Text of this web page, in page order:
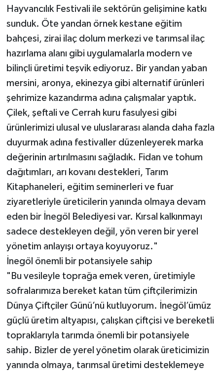
Hayvancılık Festivali ile sektörün gelişimine katkı
sunduk. Öte yandan örnek kestane eğitim
bahçesi, zirai ilaç dolum merkezi ve tarımsal ilaç
hazırlama alanı gibi uygulamalarla modern ve
bilinçli üretimi teşvik ediyoruz. Bir yandan yaban
mersini, aronya, ekinezya gibi alternatif ürünleri
şehrimize kazandırma adına çalışmalar yaptık.
Çilek, şeftali ve Cerrah kuru fasulyesi gibi
ürünlerimizi ulusal ve uluslararası alanda daha fazla
duyurmak adına festivaller düzenleyerek marka
değerinin artırılmasını sağladık. Fidan ve tohum
dağıtımları, arı kovanı destekleri, Tarım
Kitaphaneleri, eğitim seminerleri ve fuar
ziyaretleriyle üreticilerin yanında olmaya devam
eden bir İnegöl Belediyesi var. Kırsal kalkınmayı
sadece destekleyen değil, yön veren bir yerel
yönetim anlayışı ortaya koyuyoruz."
İnegöl önemli bir potansiyele sahip
"Bu vesileyle toprağa emek veren, üretimiyle
sofralarımıza bereket katan tüm çiftçilerimizin
Dünya Çiftçiler Günü’nü kutluyorum. İnegöl’ümüz
güçlü üretim altyapısı, çalışkan çiftçisi ve bereketli
topraklarıyla tarımda önemli bir potansiyele
sahip. Bizler de yerel yönetim olarak üreticimizin
yanında olmaya, tarımsal üretimi desteklemeye